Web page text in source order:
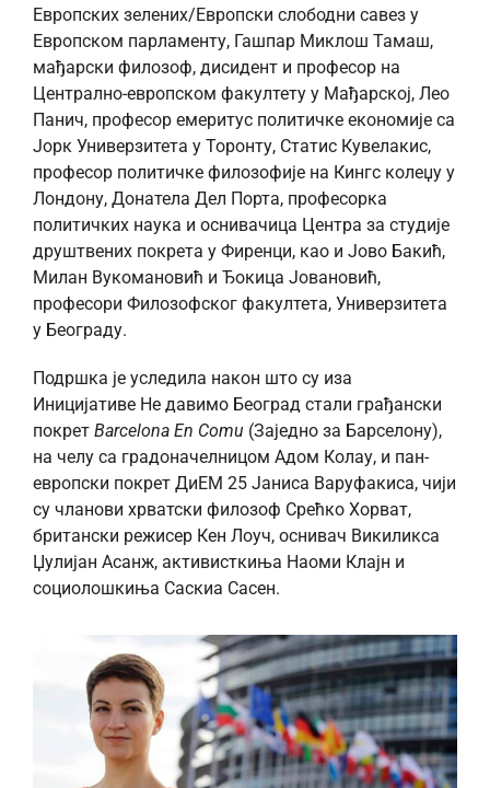
Европских зелених/Европски слободни савез у
Европском парламенту, Гашпар Миклош Тамаш,
мађарски филозоф, дисидент и професор на
Централно-европском факултету у Мађарској, Лео
Панич, професор емеритус политичке економије са
Јорк Универзитета у Торонту, Статис Кувелакис,
професор политичке филозофије на Кингс колеџу у
Лондону, Донатела Дел Порта, професорка
политичких наука и оснивачица Центра за студије
друштвених покрета у Фиренци, као и Јово Бакић,
Милан Вукомановић и Ђокица Јовановић,
професори Филозофског факултета, Универзитета
у Београду.
Подршка је уследила након што су иза
Иницијативе Не давимо Београд стали грађански
покрет Barcelona En Comu (Заједно за Барселону),
на челу са градоначелницом Адом Колау, и пан-
европски покрет ДиЕМ 25 Јаниса Варуфакиса, чији
су чланови хрватски филозоф Срећко Хорват,
британски режисер Кен Лоуч, оснивач Викиликса
Џулијан Асанж, активисткиња Наоми Клајн и
социолошкиња Саскиа Сасен.